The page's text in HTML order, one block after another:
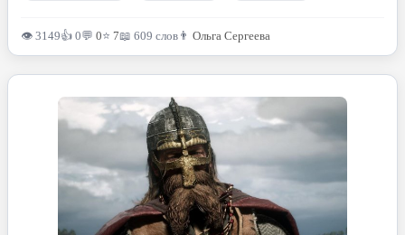
👁 3149👍 0💬 0⭐ 7📖 609 слов 👨 Ольга Сергеева